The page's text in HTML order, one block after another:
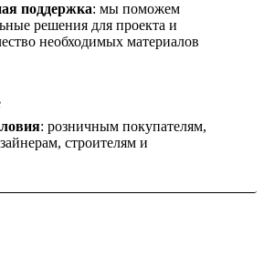
поддержка: мы поможем
решения для проекта и
необходимых материалов
: розничным покупателям,
строителям и